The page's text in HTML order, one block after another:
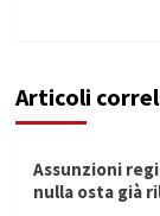
Articoli
Assunzioni
nulla osta già